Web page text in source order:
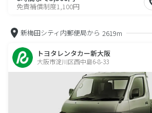
免責補償制度1,100円
新梅田シティ内郵便局から 2619m
トヨタレンタカー新大阪
大阪市淀川区西中島6-8-33